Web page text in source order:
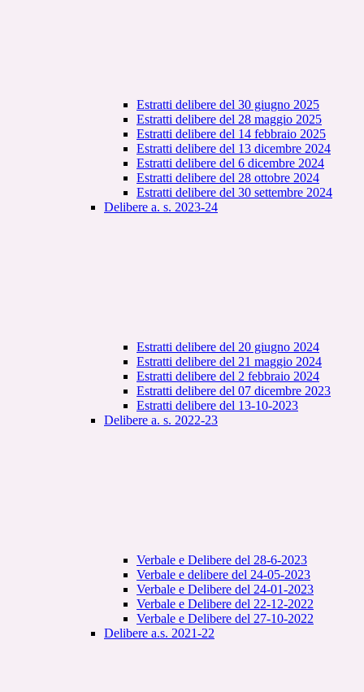
Estratti delibere del 30 giugno 2025
Estratti delibere del 28 maggio 2025
Estratti delibere del 14 febbraio 2025
Estratti delibere del 13 dicembre 2024
Estratti delibere del 6 dicembre 2024
Estratti delibere del 28 ottobre 2024
Estratti delibere del 30 settembre 2024
Delibere a. s. 2023-24
Estratti delibere del 20 giugno 2024
Estratti delibere del 21 maggio 2024
Estratti delibere del 2 febbraio 2024
Estratti delibere del 07 dicembre 2023
Estratti delibere del 13-10-2023
Delibere a. s. 2022-23
Verbale e Delibere del 28-6-2023
Verbale e delibere del 24-05-2023
Verbale e Delibere del 24-01-2023
Verbale e Delibere del 22-12-2022
Verbale e Delibere del 27-10-2022
Delibere a.s. 2021-22